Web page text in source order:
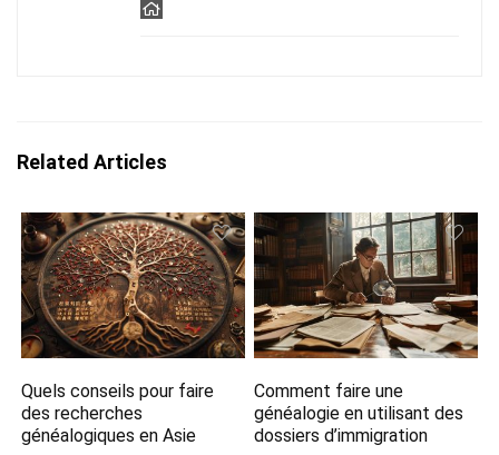
Related Articles
Quels conseils pour faire
des recherches
généalogiques en Asie
Comment faire une
généalogie en utilisant des
dossiers d’immigration